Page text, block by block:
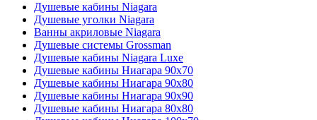
Душевые кабины Niagara
Душевые уголки Niagara
Ванны акриловые Niagara
Душевые системы Grossman
Душевые кабины Niagara Luxe
Душевые кабины Ниагара 90x70
Душевые кабины Ниагара 90x80
Душевые кабины Ниагара 90x90
Душевые кабины Ниагара 80x80